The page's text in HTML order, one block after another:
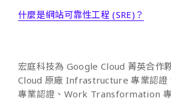
什麼是網站可靠性工程 (SRE)？
宏庭科技為 Google Cloud 菁英合作
Cloud 原廠 Infrastructure 專業認
專業認證、Work Transformation